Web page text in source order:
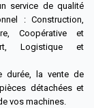
service de qualité
: Construction,
Coopérative et
Logistique et
durée, la vente de
détachées et
vos machines.